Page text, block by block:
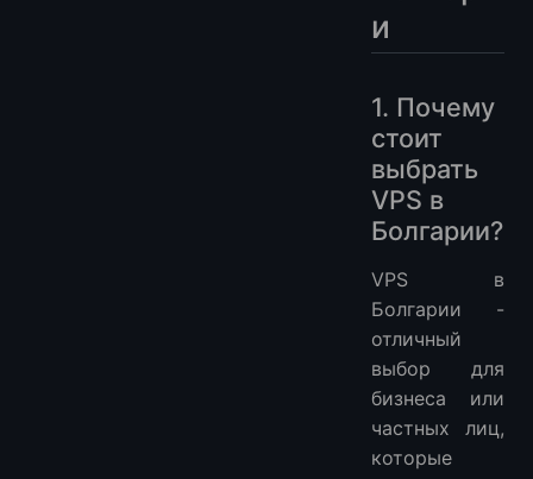
и
1. Почему
стоит
выбрать
VPS в
Болгарии?
VPS в
Болгарии -
отличный
выбор для
бизнеса или
частных лиц,
которые